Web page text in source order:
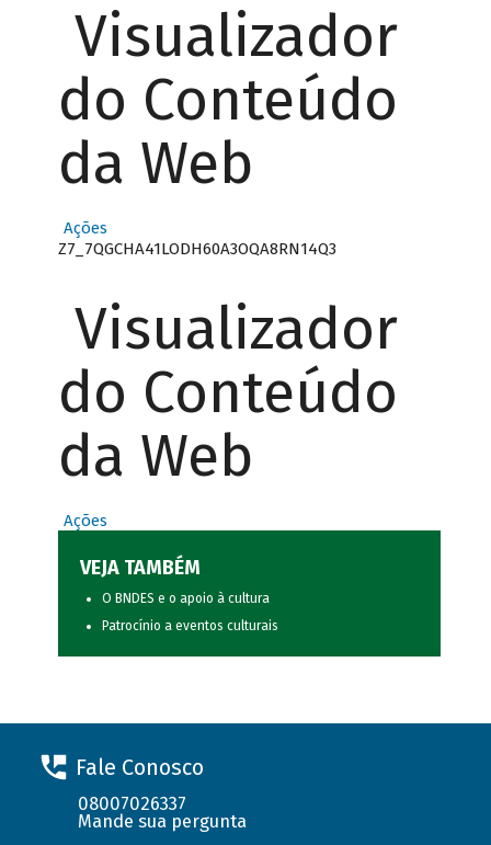
Visualizador
do Conteúdo
da Web
Ações
Z7_7QGCHA41LODH60A3OQA8RN14Q3
Visualizador
do Conteúdo
da Web
Ações
VEJA TAMBÉM
O BNDES e o apoio à cultura
Patrocínio a eventos culturais
Fale Conosco
08007026337
Mande sua pergunta